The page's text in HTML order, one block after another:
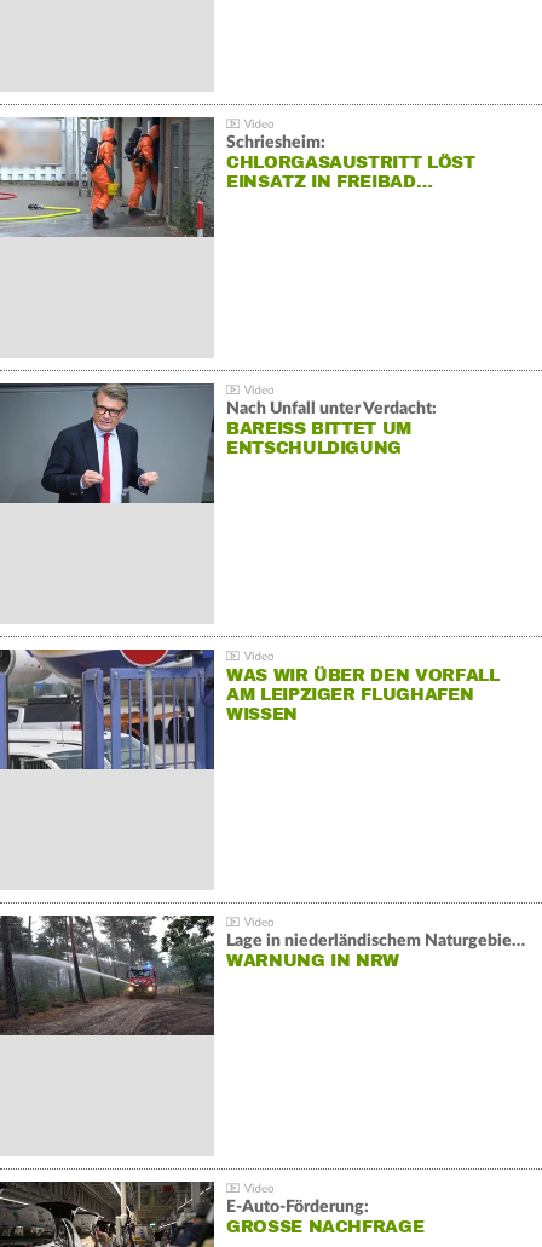
Schriesheim:
CHLORGASAUSTRITT LÖST
EINSATZ IN FREIBAD…
Nach Unfall unter Verdacht:
BAREISS BITTET UM E
NTSCHULDIGUNG
WAS WIR ÜBER DEN VORFALL
AM LEIPZIGER FLUGHAFEN
WISSEN
Lage in niederländischem Naturgebiet stabil
WARNUNG IN NRW
E-Auto-Förderung:
GROSSE NACHFRAGE